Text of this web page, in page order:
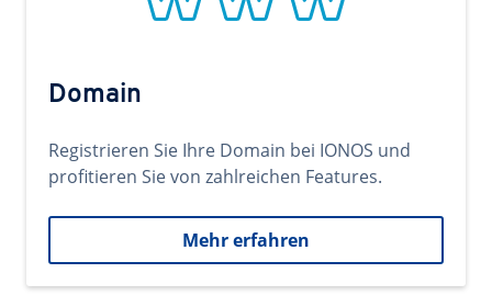
Domain
Registrieren Sie Ihre Domain bei IONOS und
profitieren Sie von zahlreichen Features.
Mehr erfahren